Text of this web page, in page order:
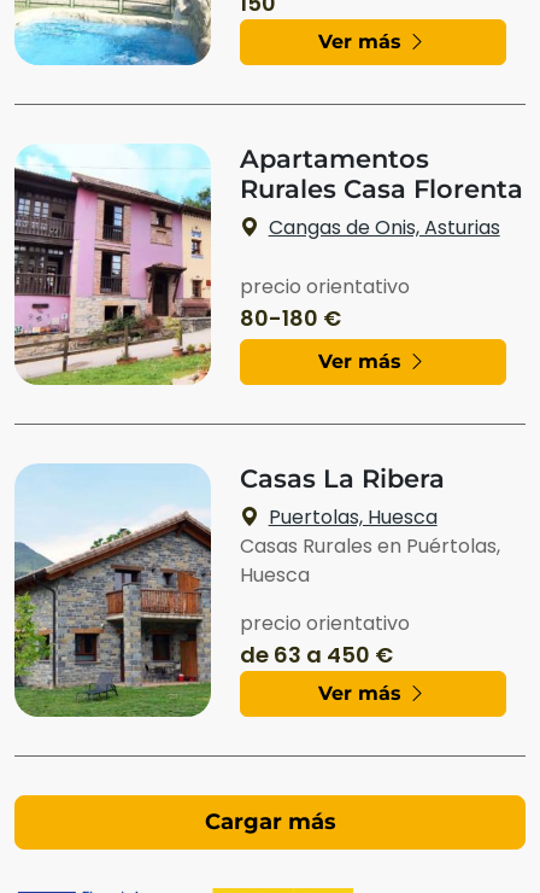
Ver más
Apartamentos
Rurales Casa Florenta
Cangas de Onis, Asturias
precio orientativo
80-180 €
Ver más
Casas La Ribera
Puertolas, Huesca
Casas Rurales en Puértolas,
Huesca
precio orientativo
de 63 a 450 €
Ver más